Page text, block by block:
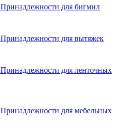
Принадлежности для бигмил
Принадлежности для вытяжек
Принадлежности для ленточных
Принадлежности для мебельных